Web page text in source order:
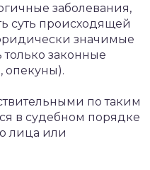
заболевания,
суть происходящей
значимые
законные
опекуны).
по таким
в судебном порядке
лица или